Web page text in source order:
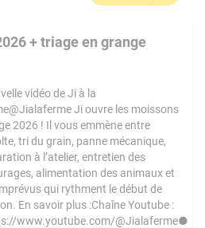
+ triage en grange
vidéo de Ji à la
Ji ouvre les moissons
2026 ! Il vous emmène entre
tri du grain, panne mécanique,
à l’atelier, entretien des
alimentation des animaux et
qui rythment le début de
En savoir plus :Chaîne Youtube :
www.youtube.com/@Jialaferme●